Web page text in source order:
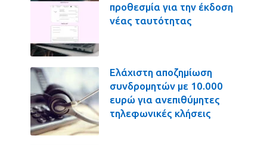
προθεσμία για την έκδοση
νέας ταυτότητας
Ελάχιστη αποζημίωση
συνδρομητών με 10.000
ευρώ για ανεπιθύμητες
τηλεφωνικές κλήσεις